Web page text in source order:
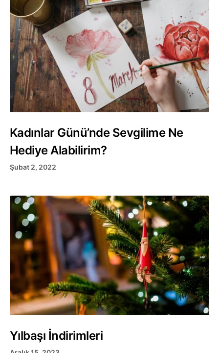
Kadınlar Günü’nde Sevgilime Ne
Hediye Alabilirim?
Şubat 2, 2022
Yılbaşı İndirimleri